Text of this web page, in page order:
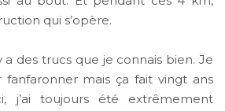
qui s’opère.
des trucs que je connais bien. Je
fanfaronner mais ça fait vingt ans
j’ai toujours été extrêmement